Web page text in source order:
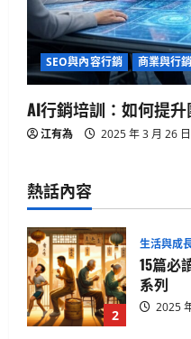
SEO與內容行銷 商業與行銷
AI行銷培訓：如何提
江有為 2025 年 3 月 26 日
熱話內容
1
生活與成
華碩智
技真相
2025
生活與成長
3
人工智慧
軟體實務操
GenAI
套？
2025